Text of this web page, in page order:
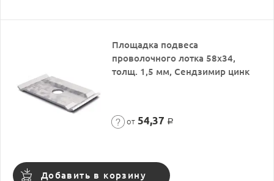
Площадка подвеса
проволочного лотка 58х34,
толщ. 1,5 мм, Сендзимир цинк
от 54,37 Р
Добавить в корзину